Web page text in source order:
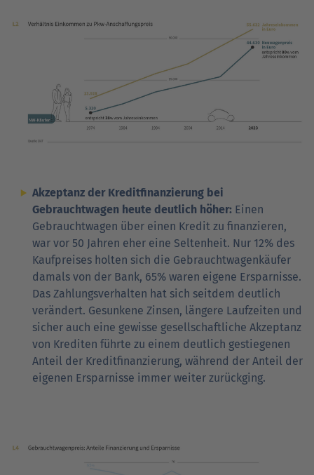
Akzeptanz der Kreditfinanzierung bei
Gebrauchtwagen heute deutlich höher: Einen
Gebrauchtwagen über einen Kredit zu finanzieren,
war vor 50 Jahren eher eine Seltenheit. Nur 12% des
Kaufpreises holten sich die Gebrauchtwagenkäufer
damals von der Bank, 65% waren eigene Ersparnisse.
Das Zahlungsverhalten hat sich seitdem deutlich
verändert. Gesunkene Zinsen, längere Laufzeiten und
sicher auch eine gewisse gesellschaftliche Akzeptanz
von Krediten führte zu einem deutlich gestiegenen
Anteil der Kreditfinanzierung, während der Anteil der
eigenen Ersparnisse immer weiter zurückging.